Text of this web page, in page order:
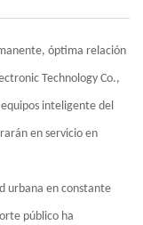
óptima relación
Technology Co.,
inteligente del
en servicio en
urbana en constante
público ha